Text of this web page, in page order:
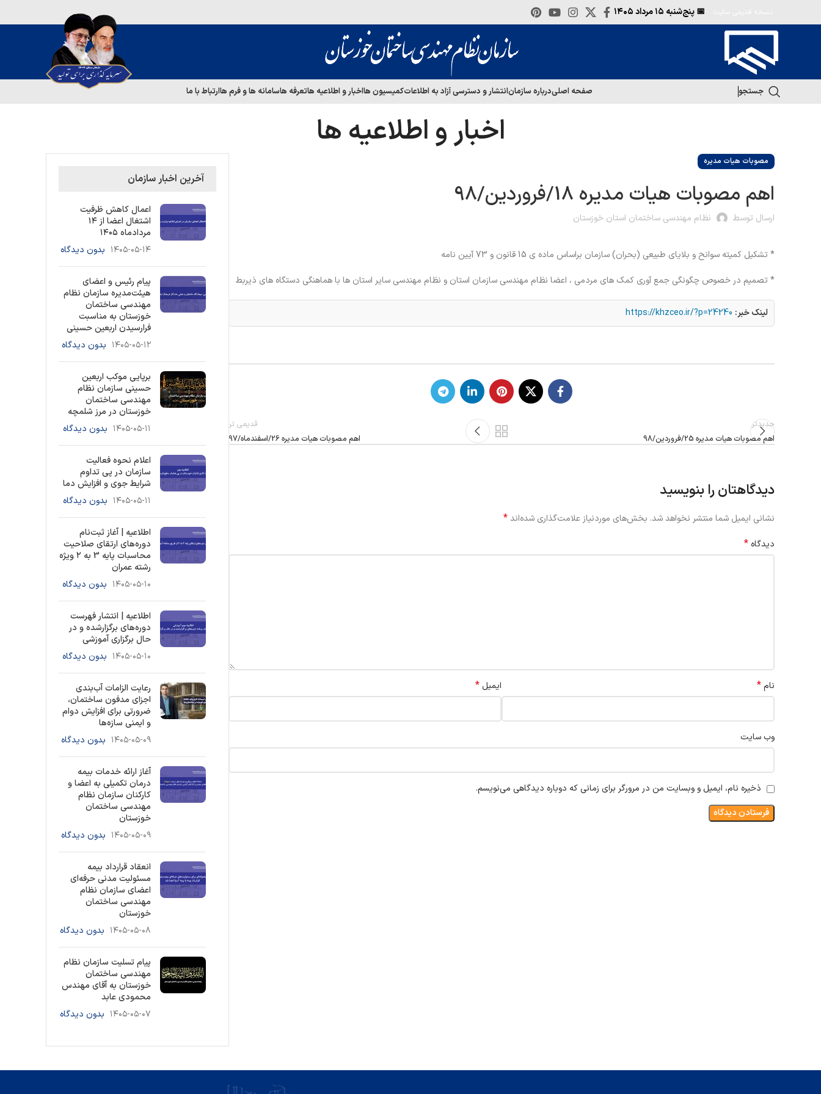
📅 پنج‌شنبه
جستجو صفحه اصلیدرباره سازمانانتشار و دسترسی آزاد به اطلاعاتکمیسیون هااخبار و اطلاعیه هاتعرفه هاسامانه ها و فرم هاارتباط با ما
اخبار و اطلاعیه ها
مصوبات هیات مدیره
اهم مصوبات هیات مدیره 18/فروردین/98
ارسال توسط نظام مهندسی ساختمان استان خوزستان
* تشکیل کمیته سوانح و بلایای طبیعی (بحران) سازمان براساس ماده ی 15 قانون و 73 آیین نامه
* تصمیم در خصوص چگونگی جمع آوری کمک های مردمی ، اعضا نظام مهندسی سازمان استان و نظام مهندسی سایر استان ها با هماهنگی دستگاه های ذیربط
لینک خبر: https://khzceo.ir/?p=24240
جدیدتر
اهم مصوبات هیات مدیره 25/فروردین/98
قدیمی تر
اهم مصوبات هیات مدیره 26/اسفندماه/97
دیدگاهتان را بنویسید
نشانی ایمیل شما منتشر نخواهد شد. بخش‌های موردنیاز علامت‌گذاری شده‌اند*
دیدگاه *
نام* ایمیل *
وب‌ سایت
ذخیره نام، ایمیل و وبسایت من در مرورگر برای زمانی که دوباره دیدگاهی می‌نویسم.
آخرین اخبار سازمان
اعمال کاهش ظرفیت
اشتغال اعضا از ۱۴
مردادماه ۱۴۰۵
۱۴۰۵-۰۵-۱۴ بدون دیدگاه
پیام رئیس و اعضای
هیئت‌مدیره سازمان نظام
مهندسی ساختمان
خوزستان به مناسبت
فرارسیدن اربعین حسینی
۱۴۰۵-۰۵-۱۲ بدون دیدگاه
برپایی موکب اربعین
حسینی سازمان نظام
مهندسی ساختمان
خوزستان در مرز شلمچه
۱۴۰۵-۰۵-۱۱ بدون دیدگاه
اعلام نحوه فعالیت
سازمان در پی تداوم
شرایط جوی و افزایش دما
۱۴۰۵-۰۵-۱۱ بدون دیدگاه
اطلاعیه | آغاز ثبت‌نام
دوره‌های ارتقای صلاحیت
محاسبات پایه 3 به ۲ ویژه
رشته عمران
۱۴۰۵-۰۵-۱۰ بدون دیدگاه
اطلاعیه | انتشار فهرست
دوره‌های برگزارشده و در
حال برگزاری آموزشی
۱۴۰۵-۰۵-۱۰ بدون دیدگاه
رعایت الزامات آب‌بندی
اجزای مدفون ساختمان،
ضرورتی برای افزایش دوام
و ایمنی سازه‌ها
۱۴۰۵-۰۵-۰۹ بدون دیدگاه
آغاز ارائه خدمات بیمه
درمان تکمیلی به اعضا و
کارکنان سازمان نظام
مهندسی ساختمان
خوزستان
۱۴۰۵-۰۵-۰۹ بدون دیدگاه
انعقاد قرارداد بیمه
مسئولیت مدنی حرفه‌ای
اعضای سازمان نظام
مهندسی ساختمان
خوزستان
۱۴۰۵-۰۵-۰۸ بدون دیدگاه
پیام تسلیت سازمان نظام
مهندسی ساختمان
خوزستان به آقای مهندس
محمودی عابد
۱۴۰۵-۰۵-۰۷ بدون دیدگاه